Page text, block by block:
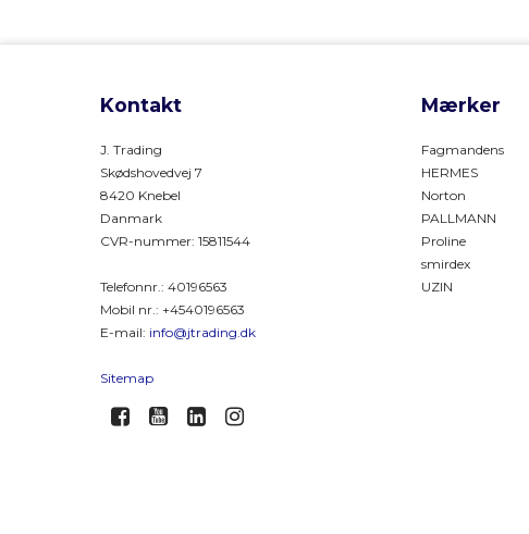
Kontakt
J. Trading
Skødshovedvej 7
8420 Knebel
Danmark
CVR-nummer: 15811544
Telefonnr.: 40196563
Mobil nr.: +4540196563
E-mail: info@jtrading.dk
Sitemap
Mærker
Fagmandens
HERMES
Norton
PALLMANN
Proline
smirdex
UZIN